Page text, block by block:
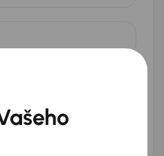
o atraktivních slevových